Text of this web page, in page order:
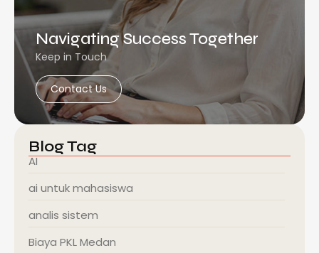
Navigating Success Together
Keep in Touch
Contact Us
Blog Tag
AI
ai untuk mahasiswa
analis sistem
Biaya PKL Medan